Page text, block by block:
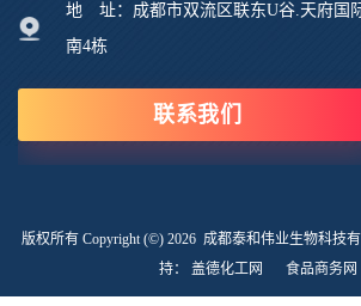
地 址：成都市双流区联东U谷.天府国
南4栋
联系我们
版权所有 Copyright (©) 2026 成都泰和伟业生物科技
持： 盖德化工网 食品商务网